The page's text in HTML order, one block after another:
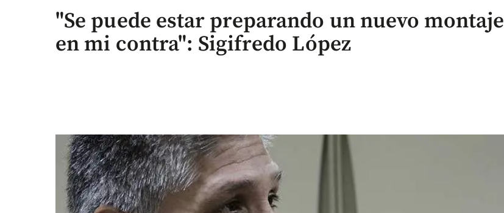
"Se puede estar preparando un nuevo montaje
en mi contra": Sigifredo López